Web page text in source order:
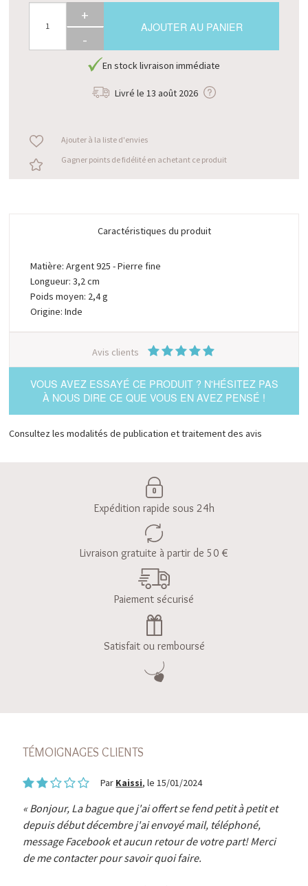
+
-
AJOUTER AU PANIER
En stock livraison immédiate
Livré le 13 août 2026
Ajouter à la liste d'envies
Gagner points de fidélité en achetant ce produit
Caractéristiques du produit
Matière: Argent 925 - Pierre fine
Longueur: 3,2 cm
Poids moyen: 2,4 g
Origine: Inde
Avis clients
VOUS AVEZ ESSAYÉ CE PRODUIT ? N'HÉSITEZ PAS
À NOUS DIRE CE QUE VOUS EN AVEZ PENSÉ !
Consultez les modalités de publication et traitement des avis
Expédition rapide sous 24h
Livraison gratuite à partir de 50 €
Paiement sécurisé
Satisfait ou remboursé
TÉMOIGNAGES CLIENTS
Par Kaissi, le 15/01/2024
Bonjour, La bague que j'ai offert se fend petit à petit et
depuis début décembre j'ai envoyé mail, téléphoné,
message Facebook et aucun retour de votre part! Merci
de me contacter pour savoir quoi faire.